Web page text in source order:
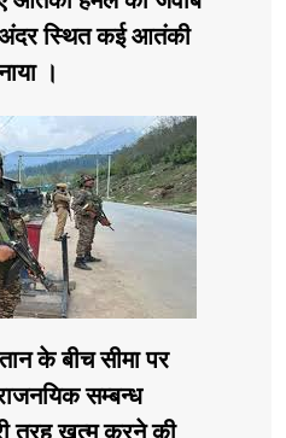
स्थित कई आतंकी
।
के बीच सीमा पर
सम्बन्ध